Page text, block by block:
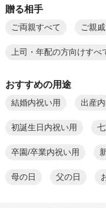
贈る相手
ご両親すべて ご親
上司・年配の方向けすべ
おすすめの用途
結婚内祝い用 出産
初誕生日内祝い用
卒園/卒業内祝い用
母の日 父の日